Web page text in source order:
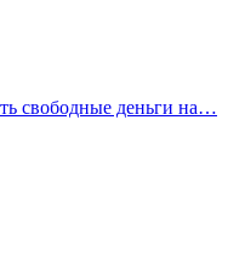
свободные деньги на…